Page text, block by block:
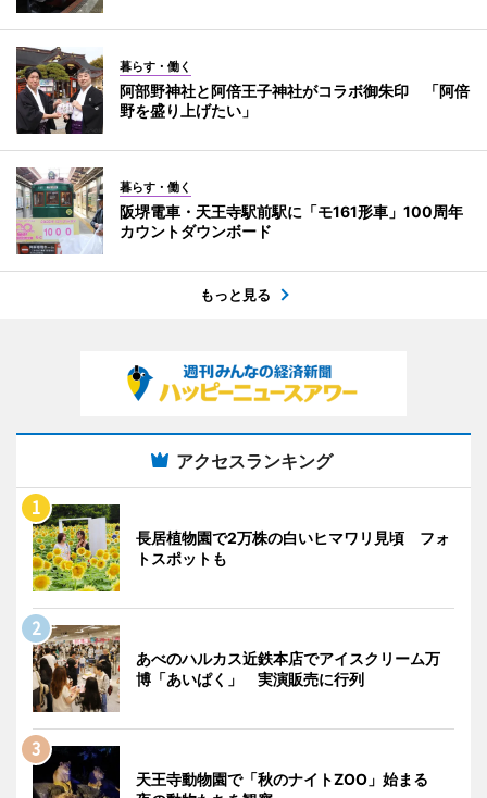
暮らす・働く
阿部野神社と阿倍王子神社がコラボ御朱印 「阿倍
野を盛り上げたい」
暮らす・働く
阪堺電車・天王寺駅前駅に「モ161形車」100周年
カウントダウンボード
もっと見る
アクセスランキング
長居植物園で2万株の白いヒマワリ見頃 フォ
トスポットも
あべのハルカス近鉄本店でアイスクリーム万
博「あいぱく」 実演販売に行列
天王寺動物園で「秋のナイトZOO」始まる